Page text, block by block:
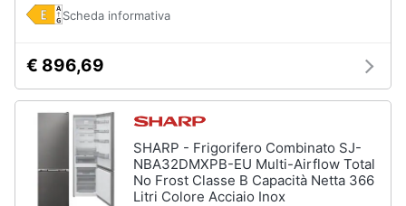
Scheda informativa
€ 896,69
SHARP - Frigorifero Combinato SJ-
NBA32DMXPB-EU Multi-Airflow Total
No Frost Classe B Capacità Netta 366
Litri Colore Acciaio Inox